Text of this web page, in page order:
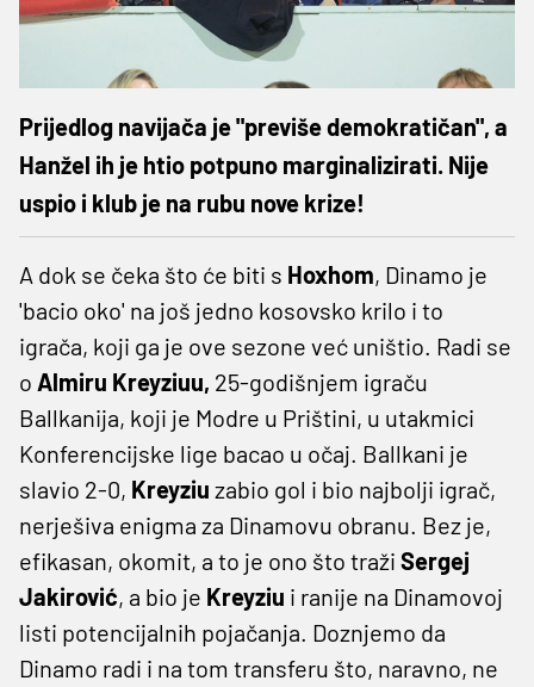
Prijedlog navijača je "previše demokratičan", a
Hanžel ih je htio potpuno marginalizirati. Nije
uspio i klub je na rubu nove krize!
A dok se čeka što će biti s Hoxhom, Dinamo je
'bacio oko' na još jedno kosovsko krilo i to
igrača, koji ga je ove sezone već uništio. Radi se
o Almiru Kreyziuu, 25-godišnjem igraču
Ballkanija, koji je Modre u Prištini, u utakmici
Konferencijske lige bacao u očaj. Ballkani je
slavio 2-0, Kreyziu zabio gol i bio najbolji igrač,
nerješiva enigma za Dinamovu obranu. Bez je,
efikasan, okomit, a to je ono što traži Sergej
Jakirović, a bio je Kreyziu i ranije na Dinamovoj
listi potencijalnih pojačanja. Doznjemo da
Dinamo radi i na tom transferu što, naravno, ne